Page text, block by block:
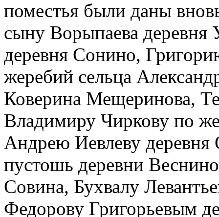
поместья были даны
сыну Ворыпаева деревня
деревня Сонино,
жеребий сельца
Коверина Мещеринова,
Владимиру Чиркову по
Андрею Иевлеву
пустошь деревни
Совина, Бухвалу
Федорову Григорьевым